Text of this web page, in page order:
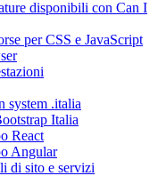
disponibili con Can I
per CSS e JavaScript
system .italia
Italia
React
Angular
di sito e servizi